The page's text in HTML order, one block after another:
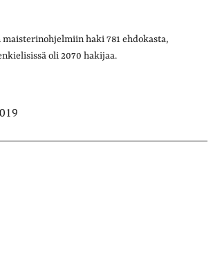
haki 781 ehdokasta,
oli 2070 hakijaa.